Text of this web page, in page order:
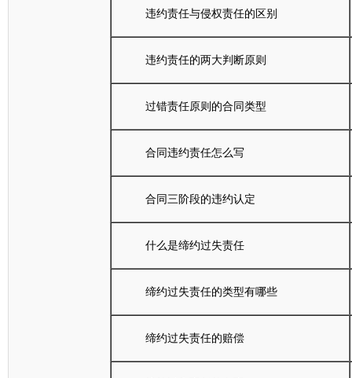
违约责任与侵权责任的区别
违约责任的两大判断原则
过错责任原则的合同类型
合同违约责任怎么写
合同三阶段的违约认定
什么是缔约过失责任
缔约过失责任的类型有哪些
缔约过失责任的赔偿